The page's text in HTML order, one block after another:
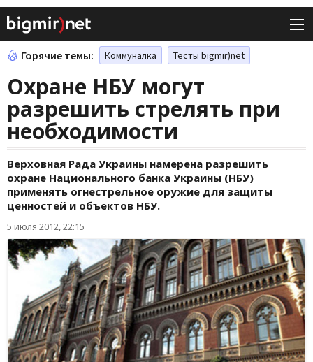
Горячие темы: Коммуналка Тесты bigmir)net
Охране НБУ могут
разрешить стрелять при
необходимости
Верховная Рада Украины намерена разрешить
охране Национального банка Украины (НБУ)
применять огнестрельное оружие для защиты
ценностей и объектов НБУ.
5 июля 2012, 22:15